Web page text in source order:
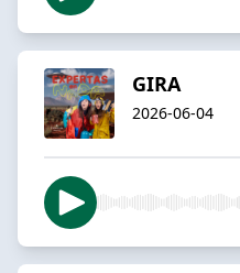
GIRA
2026-06-04